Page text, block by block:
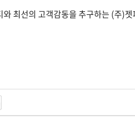
와 최선의 고객감동을 추구하는 (주)